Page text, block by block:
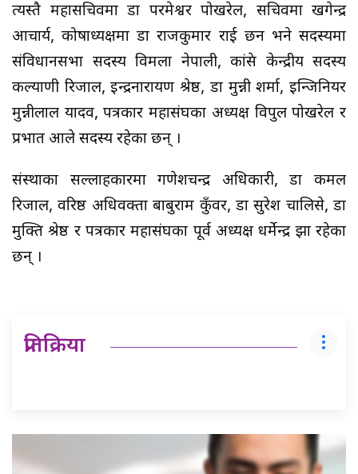
त्यस्तै महासचिवमा डा परमेश्वर पोखरेल, सचिवमा खगेन्द्र
आचार्य, कोषाध्यक्षमा डा राजकुमार राई छन भने सदस्यमा
संविधानसभा सदस्य विमला नेपाली, कांग्रेस केन्द्रीय सदस्य
कल्याणी रिजाल, इन्द्रनारायण श्रेष्ठ, डा मुन्नी शर्मा, इन्जिनियर
मुन्नीलाल यादव, पत्रकार महासंघका अध्यक्ष विपुल पोखरेल र
प्रभात आले सदस्य रहेका छन् ।
संस्थाका सल्लाहकारमा गणेशचन्द्र अधिकारी, डा कमल
रिजाल, वरिष्ठ अधिवक्ता बाबुराम कुँवर, डा सुरेश चालिसे, डा
मुक्ति श्रेष्ठ र पत्रकार महासंघका पूर्व अध्यक्ष धर्मेन्द्र झा रहेका
छन् ।
प्रतिक्रिया